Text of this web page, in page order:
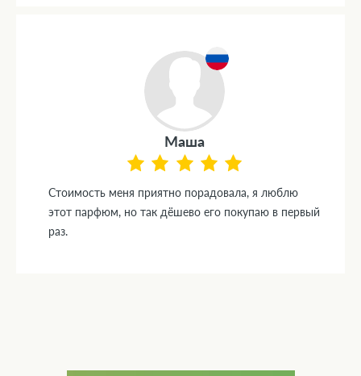
Маша
Стоимость меня приятно порадовала, я люблю
этот парфюм, но так дёшево его покупаю в первый
раз.